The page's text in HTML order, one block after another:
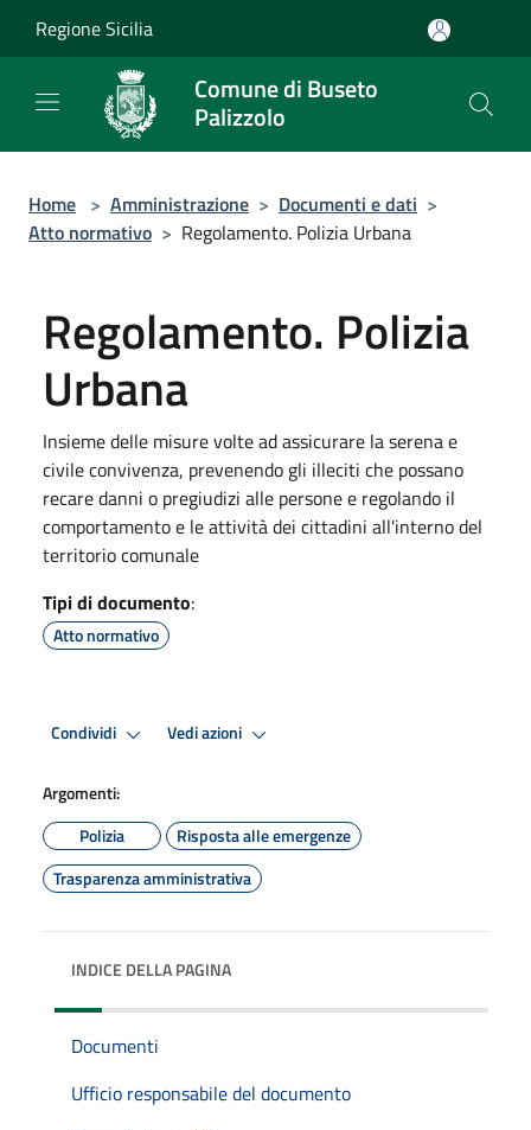
Regione Sicilia
Comune di Buseto
Palizzolo
Home > Amministrazione > Documenti e dati >
Atto normativo > Regolamento. Polizia Urbana
Regolamento. Polizia
Urbana
Insieme delle misure volte ad assicurare la serena e
civile convivenza, prevenendo gli illeciti che possano
recare danni o pregiudizi alle persone e regolando il
comportamento e le attività dei cittadini all'interno del
territorio comunale
Tipi di documento:
Atto normativo
Condividi Vedi azioni
Argomenti:
Polizia
Risposta alle emergenze
Trasparenza amministrativa
INDICE DELLA PAGINA
Documenti
Ufficio responsabile del documento